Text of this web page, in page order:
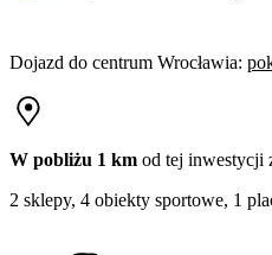
Dojazd do centrum Wrocławia:
W pobliżu 1 km od tej inwestycji
2 sklepy, 4 obiekty sportowe, 1